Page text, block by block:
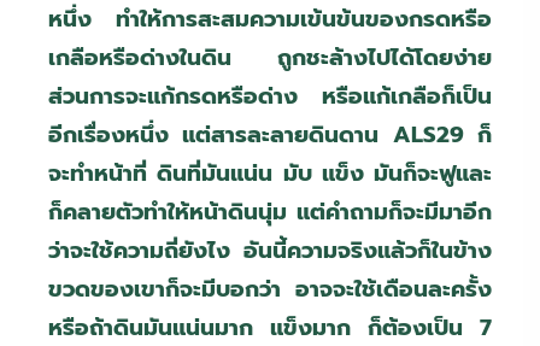
หนึ่ง ทำให้การสะสมความเข้นข้นของกรดหรือ
เกลือหรือด่างในดิน ถูกชะล้างไปได้โดยง่าย
ส่วนการจะแก้กรดหรือด่าง หรือแก้เกลือก็เป็น
อีกเรื่องหนึ่ง แต่สารละลายดินดาน ALS29ก็
จะทำหน้าที่ ดินที่มันแน่น มับ แข็ง มันก็จะฟูและ
ก็คลายตัวทำให้หน้าดินนุ่ม แต่คำถามก็จะมีมาอีก
ว่าจะใช้ความถี่ยังไง อันนี้ความจริงแล้วก็ในข้าง
ขวดของเขาก็จะมีบอกว่า อาจจะใช้เดือนละครั้ง
หรือถ้าดินมันแน่นมาก แข็งมาก ก็ต้องเป็น 7